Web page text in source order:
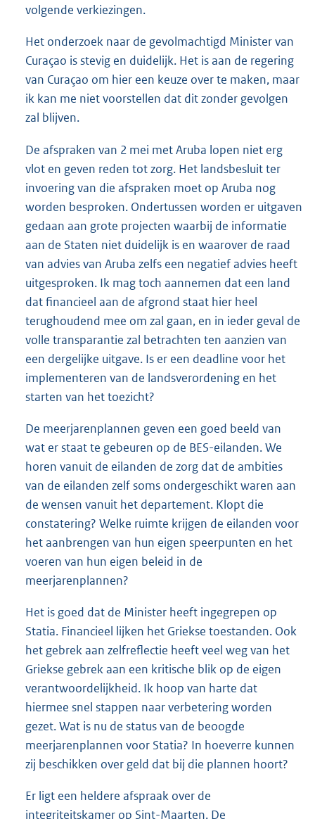
volgende verkiezingen.
Het onderzoek naar de gevolmachtigd Minister van
Curaçao is stevig en duidelijk. Het is aan de regering
van Curaçao om hier een keuze over te maken, maar
ik kan me niet voorstellen dat dit zonder gevolgen
zal blijven.
De afspraken van 2 mei met Aruba lopen niet erg
vlot en geven reden tot zorg. Het landsbesluit ter
invoering van die afspraken moet op Aruba nog
worden besproken. Ondertussen worden er uitgaven
gedaan aan grote projecten waarbij de informatie
aan de Staten niet duidelijk is en waarover de raad
van advies van Aruba zelfs een negatief advies heeft
uitgesproken. Ik mag toch aannemen dat een land
dat financieel aan de afgrond staat hier heel
terughoudend mee om zal gaan, en in ieder geval de
volle transparantie zal betrachten ten aanzien van
een dergelijke uitgave. Is er een deadline voor het
implementeren van de landsverordening en het
starten van het toezicht?
De meerjarenplannen geven een goed beeld van
wat er staat te gebeuren op de BES-eilanden. We
horen vanuit de eilanden de zorg dat de ambities
van de eilanden zelf soms ondergeschikt waren aan
de wensen vanuit het departement. Klopt die
constatering? Welke ruimte krijgen de eilanden voor
het aanbrengen van hun eigen speerpunten en het
voeren van hun eigen beleid in de
meerjarenplannen?
Het is goed dat de Minister heeft ingegrepen op
Statia. Financieel lijken het Griekse toestanden. Ook
het gebrek aan zelfreflectie heeft veel weg van het
Griekse gebrek aan een kritische blik op de eigen
verantwoordelijkheid. Ik hoop van harte dat
hiermee snel stappen naar verbetering worden
gezet. Wat is nu de status van de beoogde
meerjarenplannen voor Statia? In hoeverre kunnen
zij beschikken over geld dat bij die plannen hoort?
Er ligt een heldere afspraak over de
integriteitskamer op Sint-Maarten. De